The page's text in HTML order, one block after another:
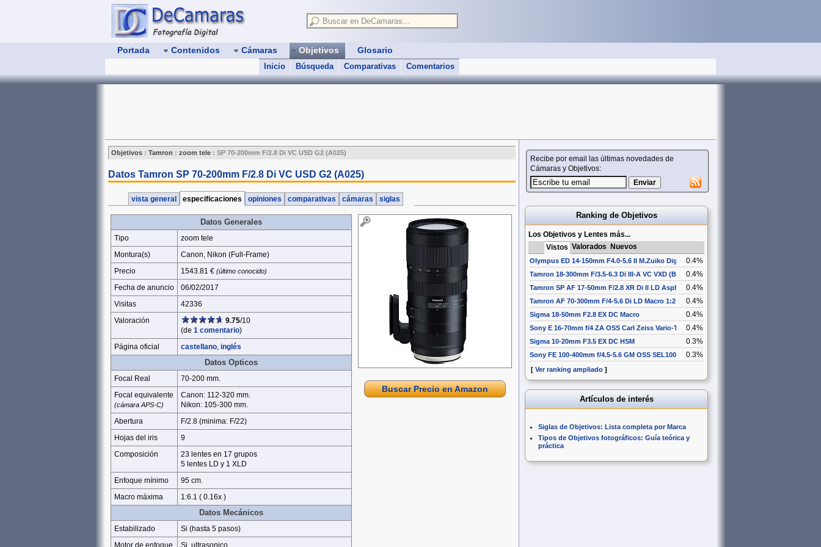
Portada Contenidos Cámaras Objetivos
Inicio Búsqueda Comparativas Comentarios
Glosario
Objetivos : Tamron : zoom tele : SP 70-200mm F/2.8 Di VC USD G2 (A025)
Datos Tamron SP 70-200mm F/2.8 Di VC USD G2 (A025)
vista general especificaciones opiniones comparativas cámaras siglas
Datos Generales
Tipo
zoom tele
Montura(s)
Canon, Nikon (Full‑Frame)
Precio
1543.81 € (último conocido)
Fecha de anuncio
06/02/2017
Visitas
42336
Valoración
9.75/10
(de 1 comentario)
Página oficial
castellano, inglés
Datos Opticos
Focal Real
70-200 mm.
Focal equivalente
(cámara APS-C)
Canon: 112-320 mm.
Nikon: 105-300 mm.
Abertura
F/2.8 (minima: F/22)
Hojas del iris
9
Composición
23 lentes en 17 grupos
5 lentes LD y 1 XLD
Enfoque mínimo
95 cm.
Macro máxima
1:6.1 ( 0.16x )
Datos Mecánicos
Estabilizado
Si (hasta 5 pasos)
Motor de enfoque
Si, ultrasonico
Buscar Precio en Amazon
Recibe por email las últimas novedades de
Cámaras y Objetivos:
Ranking de Objetivos
Los Objetivos y Lentes más...
Vistos Valorados Nuevos
Olympus ED 14-150mm F4.0-5.6 II M.Zuiko Digital0.4%
Tamron 18-300mm F/3.5-6.3 Di III-A VC VXD (B061)0.4%
Tamron SP AF 17-50mm F/2.8 XR Di II LD Aspherical [IF]
0.4%
Tamron AF 70-300mm F/4-5.6 Di LD Macro 1:2 0.4%
Sigma 18-50mm F2.8 EX DC Macro 0.4%
Sony E 16-70mm f/4 ZA OSS Carl Zeiss Vario-Tessar T* SEL1670Z
0.4%
Sigma 10-20mm F3.5 EX DC HSM 0.3%
Sony FE 100-400mm f/4.5-5.6 GM OSS SEL100400GM
0.3%
[ Ver ranking ampliado ]
Artículos de interés
Siglas de Objetivos: Lista completa por Marca
Tipos de Objetivos fotográficos: Guía teórica y
práctica